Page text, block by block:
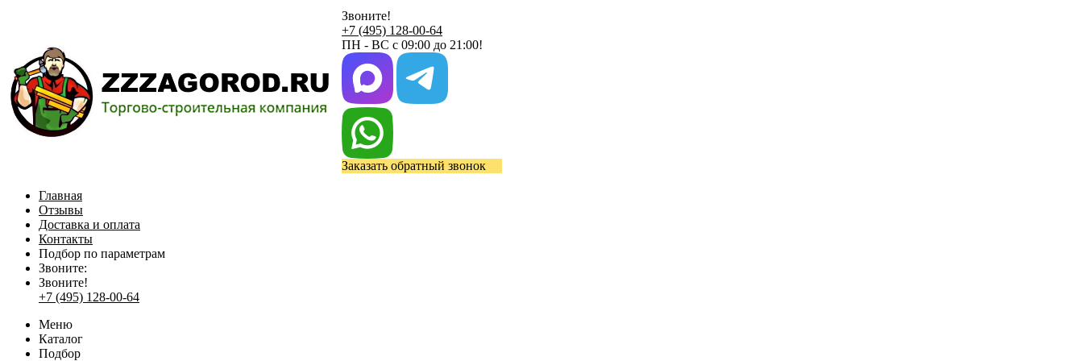
Звоните!
+7 (495) 128-00-64
ПН - ВС с 09:00 до 21:00!
Заказать обратный звонок
Главная
Отзывы
Доставка и оплата
Контакты
Подбор по параметрам
Звоните:
Звоните!
+7 (495) 128-00-64
Меню
Каталог
Подбор